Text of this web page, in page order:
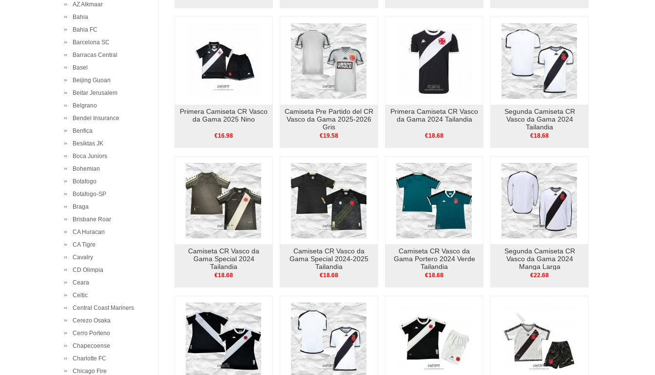
AZ Alkmaar
Bahia
Bahia FC
Barcelona SC
Barracas Central
Basel
Beijing Guoan
Beitar Jerusalem
Belgrano
Bendel Insurance
Benfica
Besiktas JK
Boca Juniors
Bohemian
Botafogo
Botafogo-SP
Braga
Brisbane Roar
CA Huracan
CA Tigre
Cavalry
CD Olimpia
Ceara
Celtic
Central Coast Mariners
Cerezo Osaka
Cerro Porteno
Chapecoense
Charlotte FC
Chicago Fire
Primera Camiseta CR Vasco
da Gama 2025 Nino
€16.98
Camiseta Pre Partido del CR
Vasco da Gama 2025-2026
Gris
€19.58
Primera Camiseta CR Vasco
da Gama 2024 Tailandia
€18.68
Segunda Camiseta CR
Vasco da Gama 2024
Tailandia
€18.68
Camiseta CR Vasco da
Gama Special 2024
Tailandia
€18.68
Camiseta CR Vasco da
Gama Special 2024-2025
Tailandia
€18.68
Camiseta CR Vasco da
Gama Portero 2024 Verde
Tailandia
€18.68
Segunda Camiseta CR
Vasco da Gama 2024
Manga Larga
€22.68